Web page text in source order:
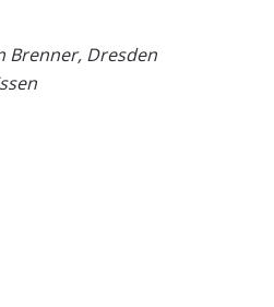
Brenner, Dresden